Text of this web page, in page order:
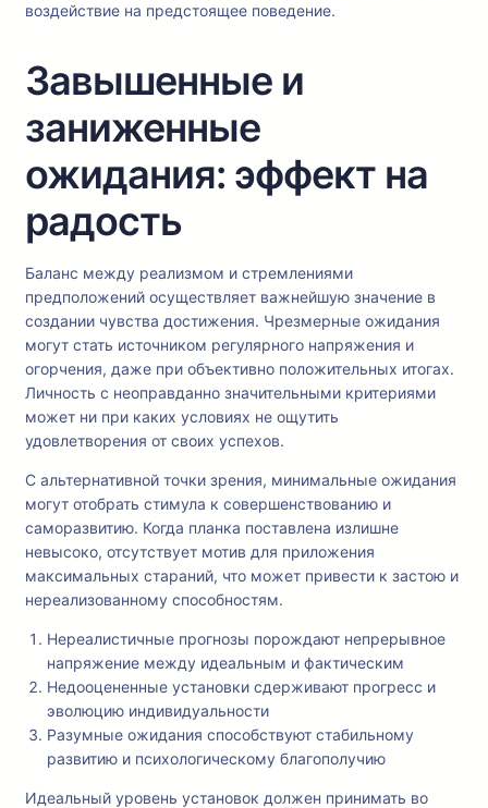
воздействие на предстоящее поведение.
Завышенные и
заниженные
ожидания: эффект на
радость
Баланс между реализмом и стремлениями
предположений осуществляет важнейшую значение в
создании чувства достижения. Чрезмерные ожидания
могут стать источником регулярного напряжения и
огорчения, даже при объективно положительных итогах.
Личность с неоправданно значительными критериями
может ни при каких условиях не ощутить
удовлетворения от своих успехов.
С альтернативной точки зрения, минимальные ожидания
могут отобрать стимула к совершенствованию и
саморазвитию. Когда планка поставлена излишне
невысоко, отсутствует мотив для приложения
максимальных стараний, что может привести к застою и
нереализованному способностям.
Нереалистичные прогнозы порождают непрерывное
напряжение между идеальным и фактическим
Недооцененные установки сдерживают прогресс и
эволюцию индивидуальности
Разумные ожидания способствуют стабильному
развитию и психологическому благополучию
Идеальный уровень установок должен принимать во